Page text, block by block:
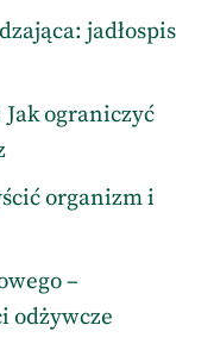
jadłospis
ograniczyć
organizm i
–
odżywcze